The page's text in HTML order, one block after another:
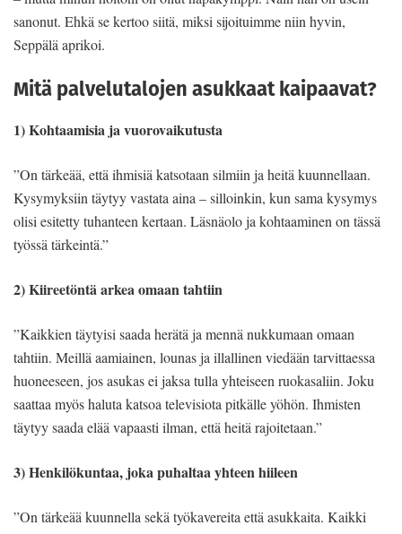
sanonut. Ehkä se kertoo siitä, miksi sijoituimme niin hyvin,
Seppälä aprikoi.
Mitä palvelutalojen asukkaat kaipaavat?
1) Kohtaamisia ja vuorovaikutusta
”On tärkeää, että ihmisiä katsotaan silmiin ja heitä kuunnellaan.
Kysymyksiin täytyy vastata aina – silloinkin, kun sama kysymys
olisi esitetty tuhanteen kertaan. Läsnäolo ja kohtaaminen on tässä
työssä tärkeintä.”
2) Kiireetöntä arkea omaan tahtiin
”Kaikkien täytyisi saada herätä ja mennä nukkumaan omaan
tahtiin. Meillä aamiainen, lounas ja illallinen viedään tarvittaessa
huoneeseen, jos asukas ei jaksa tulla yhteiseen ruokasaliin. Joku
saattaa myös haluta katsoa televisiota pitkälle yöhön. Ihmisten
täytyy saada elää vapaasti ilman, että heitä rajoitetaan.”
3) Henkilökuntaa, joka puhaltaa yhteen hiileen
”On tärkeää kuunnella sekä työkavereita että asukkaita. Kaikki